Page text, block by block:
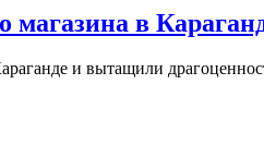
магазина в
и вытащили